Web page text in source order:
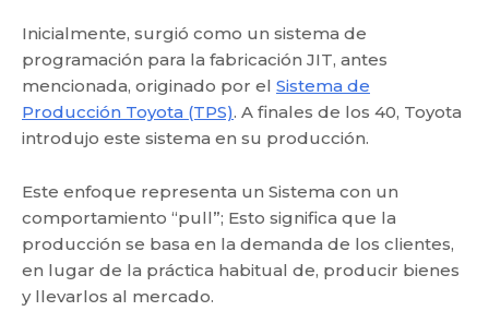
Inicialmente, surgió como un sistema de
programación para la fabricación JIT, antes
mencionada, originado por el Sistema de
Producción Toyota (TPS). A finales de los 40, Toyota
introdujo este sistema en su producción.
Este enfoque representa un Sistema con un
comportamiento “pull”; Esto significa que la
producción se basa en la demanda de los clientes,
en lugar de la práctica habitual de, producir bienes
y llevarlos al mercado.